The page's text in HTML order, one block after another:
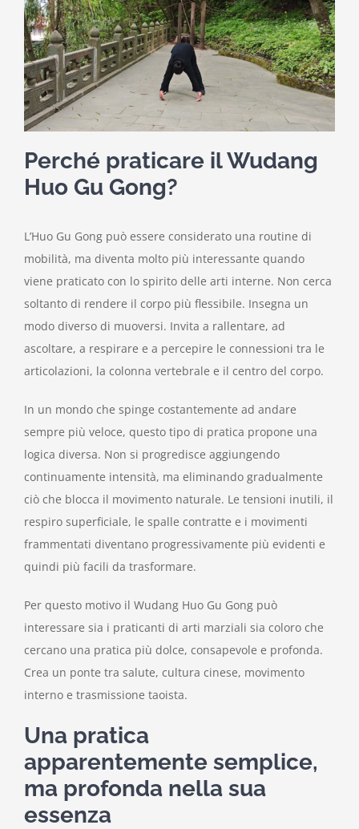
Perché praticare il Wudang
Huo Gu Gong?
L’Huo Gu Gong può essere considerato una routine di
mobilità, ma diventa molto più interessante quando
viene praticato con lo spirito delle arti interne. Non cerca
soltanto di rendere il corpo più flessibile. Insegna un
modo diverso di muoversi. Invita a rallentare, ad
ascoltare, a respirare e a percepire le connessioni tra le
articolazioni, la colonna vertebrale e il centro del corpo.
In un mondo che spinge costantemente ad andare
sempre più veloce, questo tipo di pratica propone una
logica diversa. Non si progredisce aggiungendo
continuamente intensità, ma eliminando gradualmente
ciò che blocca il movimento naturale. Le tensioni inutili, il
respiro superficiale, le spalle contratte e i movimenti
frammentati diventano progressivamente più evidenti e
quindi più facili da trasformare.
Per questo motivo il Wudang Huo Gu Gong può
interessare sia i praticanti di arti marziali sia coloro che
cercano una pratica più dolce, consapevole e profonda.
Crea un ponte tra salute, cultura cinese, movimento
interno e trasmissione taoista.
Una pratica
apparentemente semplice,
ma profonda nella sua
essenza